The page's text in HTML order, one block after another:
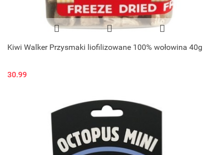
Kiwi Walker Przysmaki liofilizowane 100% wołowina 40g
30.99